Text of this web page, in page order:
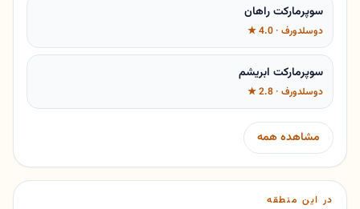
سوپرمارکت راهان
دوسلدورف · 4.0 ★
سوپرمارکت ابریشم
دوسلدورف · 2.8 ★
مشاهده همه
در این منطقه